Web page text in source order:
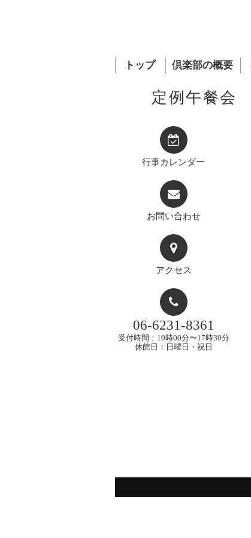
トップ 倶楽部の概要
定例午餐会
行事カレンダー
お問い合わせ
アクセス
06-6231-8361
受付時間：10時00分〜17時30分
休館日：日曜日・祝日